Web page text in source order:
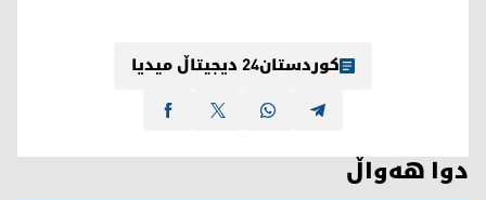
کوردستان24 دیجیتاڵ میدیا
دوا هەواڵ